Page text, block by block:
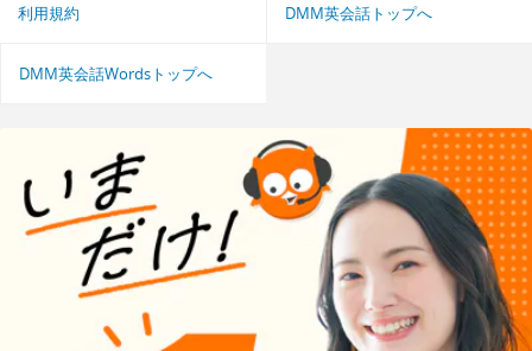
利用規約 DMM英会話トップへ
DMM英会話Wordsトップへ